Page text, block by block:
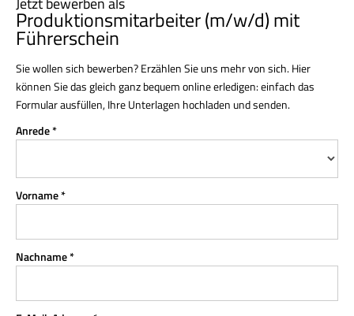
Produktionsmitarbeiter (m/w/d) mit
Führerschein
Sie wollen sich bewerben? Erzählen Sie uns mehr von sich. Hier
können Sie das gleich ganz bequem online erledigen: einfach das
Formular ausfüllen, Ihre Unterlagen hochladen und senden.
Anrede *
Vorname *
Nachname *